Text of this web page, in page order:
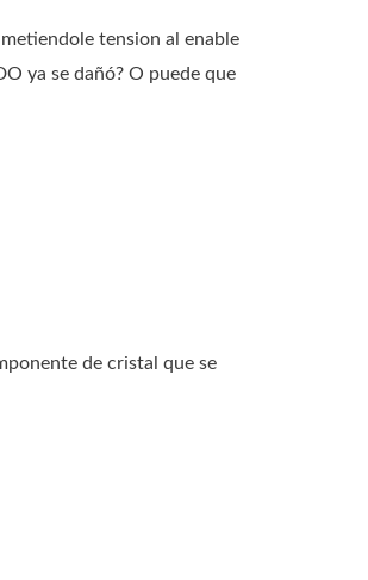
tension al enable
ya se dañó? O puede que
de cristal que se